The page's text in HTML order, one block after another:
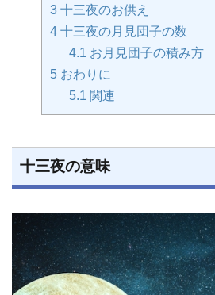
3 十三夜のお供え
4 十三夜の月見団子の数
4.1 お月見団子の積み方
5 おわりに
5.1 関連
十三夜の意味